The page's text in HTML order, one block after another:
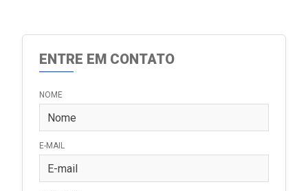
ENTRE EM CONTATO
NOME
E-MAIL